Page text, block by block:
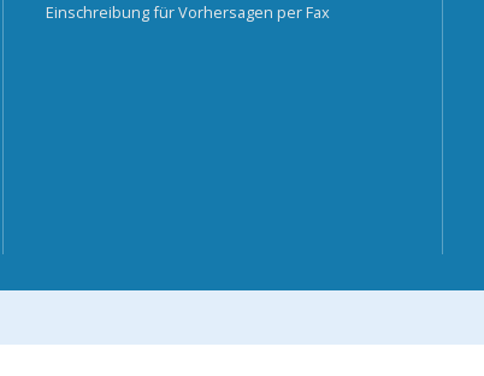
Einschreibung für Vorhersagen per Fax